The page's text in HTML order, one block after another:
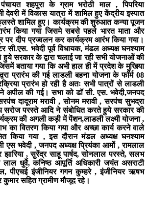
शहपुरा के ग्राम भरोठी माल , पिपरिया
देवरी में विकास यात्रा में शामिल हुए केंद्रीय इस्पात
शामिल हुए। कार्यक्रम की शुरुआत कन्या पूजन
किया गया जिसमे सबसे पहले भारत माता और
पर दीप प्रज्वलन कर कार्यक्रम आरंभ किया गया।
भवेदी पूर्व विधायक, मंडल अध्यक्ष घनश्याम
सरकार के द्वारा चलाई जा रही सभी योजनाओं की
बताया गया कि अभी हाल ही में प्रदेश के मुखिया
प्रारंभ की गई लाडली बहना योजना के फॉर्म 08
प्रारंभ हो रही है अतः सभी पात्रों से लाडली
अपील की गई। सभा को डॉ सी. एस. भवेदी,जनपद
दादूराम मरावी , सोनम मरावी , सरपंच सुभद्रा
सरोज परस्ते आदि ने संबोधित करते हुये सरकार की
की अगली कड़ी में पेंशन,लाडली लक्ष्मी योजना ,
का वितरण किया गया और अच्छा कार्य करने वाले
किया गया , इस दौरान मंडल अध्यक्ष घनश्याम
एस भवेदी , जनपद अध्यक्ष प्रियंका आर्मो , रामलाल
झारिया , सुरेंद्र साहू पार्षद, सोनलाल परस्ते, सलभ
धुर्वे, कनिष्ठ आपूर्ति अधिकारी जयंत असराटी
पीएचई इंजीनियर गगन कुम्हरे , इंजीनियर ऋषभ
कुमार सहित ग्रामीण मौजूद रहे।